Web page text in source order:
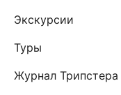
Экскурсии
Туры
Журнал Трипстера